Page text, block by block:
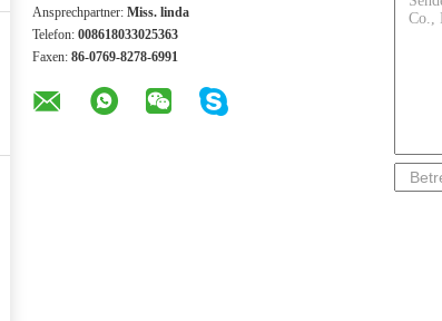
Ansprechpartner: Miss. linda
Telefon: 008618033025363
Faxen: 86-0769-8278-6991